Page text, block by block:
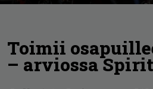
Toimii
– arviossa